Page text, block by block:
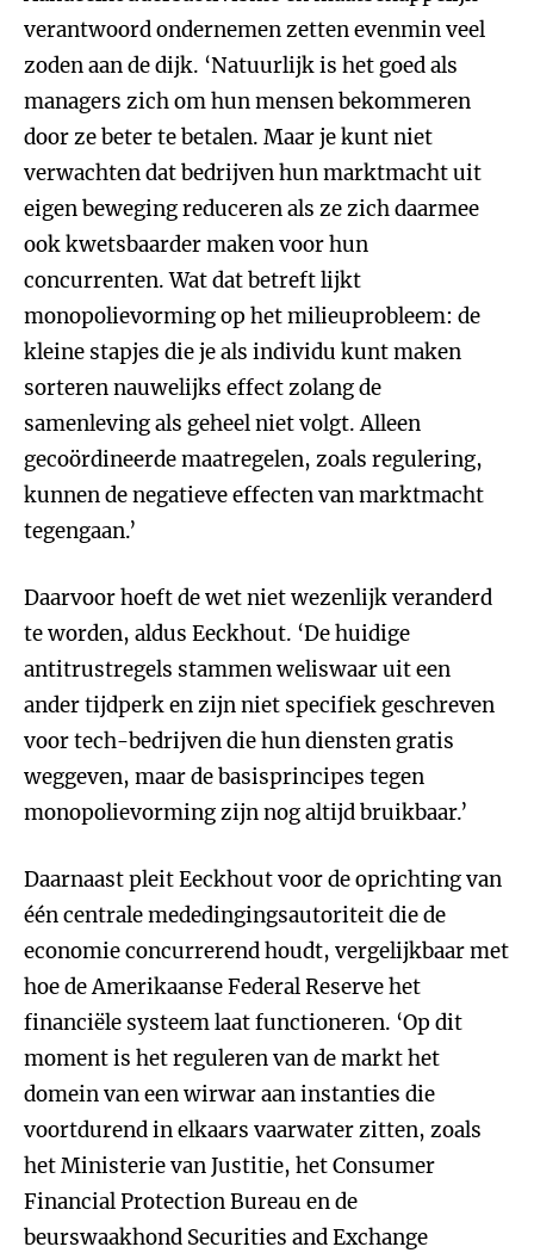
verantwoord ondernemen zetten evenmin veel
zoden aan de dijk. ‘Natuurlijk is het goed als
managers zich om hun mensen bekommeren
door ze beter te betalen. Maar je kunt niet
verwachten dat bedrijven hun marktmacht uit
eigen beweging reduceren als ze zich daarmee
ook kwetsbaarder maken voor hun
concurrenten. Wat dat betreft lijkt
monopolievorming op het milieuprobleem: de
kleine stapjes die je als individu kunt maken
sorteren nauwelijks effect zolang de
samenleving als geheel niet volgt. Alleen
gecoördineerde maatregelen, zoals regulering,
kunnen de negatieve effecten van marktmacht
tegengaan.’
Daarvoor hoeft de wet niet wezenlijk veranderd
te worden, aldus Eeckhout. ‘De huidige
antitrustregels stammen weliswaar uit een
ander tijdperk en zijn niet specifiek geschreven
voor tech-bedrijven die hun diensten gratis
weggeven, maar de basisprincipes tegen
monopolievorming zijn nog altijd bruikbaar.’
Daarnaast pleit Eeckhout voor de oprichting van
één centrale mededingingsautoriteit die de
economie concurrerend houdt, vergelijkbaar met
hoe de Amerikaanse Federal Reserve het
financiële systeem laat functioneren. ‘Op dit
moment is het reguleren van de markt het
domein van een wirwar aan instanties die
voortdurend in elkaars vaarwater zitten, zoals
het Ministerie van Justitie, het Consumer
Financial Protection Bureau en de
beurswaakhond Securities and Exchange